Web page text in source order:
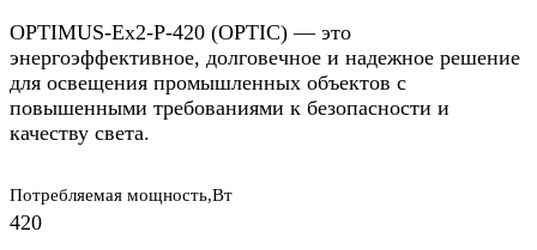
OPTIMUS-Ex2-P-420 (OPTIC) — это
энергоэффективное, долговечное и надежное решение
для освещения промышленных объектов с
повышенными требованиями к безопасности и
качеству света.
Потребляемая мощность,Вт
420